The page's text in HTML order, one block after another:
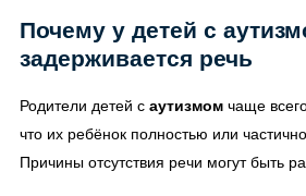
Почему у детей с
задерживается речь
Родители детей с аутизмом чаще
что их ребёнок полностью или частично
Причины отсутствия речи могут быть